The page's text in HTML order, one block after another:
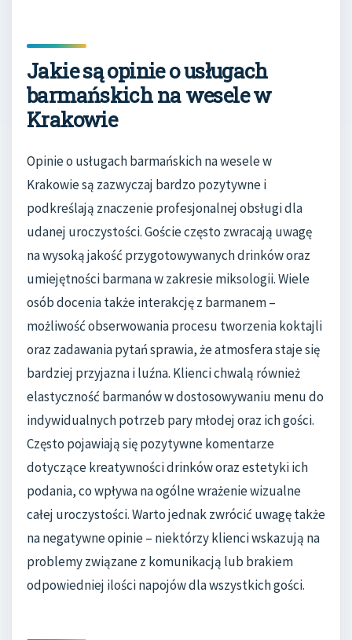
Jakie są opinie o usługach
barmańskich na wesele w
Krakowie
Opinie o usługach barmańskich na wesele w
Krakowie są zazwyczaj bardzo pozytywne i
podkreślają znaczenie profesjonalnej obsługi dla
udanej uroczystości. Goście często zwracają uwagę
na wysoką jakość przygotowywanych drinków oraz
umiejętności barmana w zakresie miksologii. Wiele
osób docenia także interakcję z barmanem –
możliwość obserwowania procesu tworzenia koktajli
oraz zadawania pytań sprawia, że atmosfera staje się
bardziej przyjazna i luźna. Klienci chwalą również
elastyczność barmanów w dostosowywaniu menu do
indywidualnych potrzeb pary młodej oraz ich gości.
Często pojawiają się pozytywne komentarze
dotyczące kreatywności drinków oraz estetyki ich
podania, co wpływa na ogólne wrażenie wizualne
całej uroczystości. Warto jednak zwrócić uwagę także
na negatywne opinie – niektórzy klienci wskazują na
problemy związane z komunikacją lub brakiem
odpowiedniej ilości napojów dla wszystkich gości.